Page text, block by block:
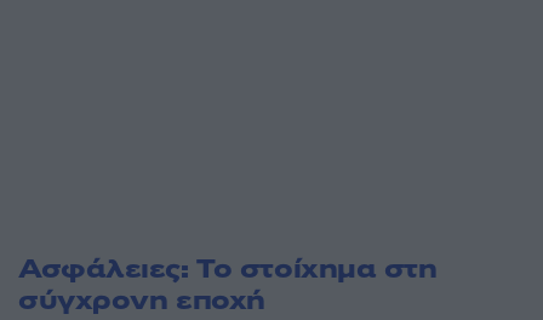
Ασφάλειες: Το στοίχημα στη
σύγχρονη εποχή